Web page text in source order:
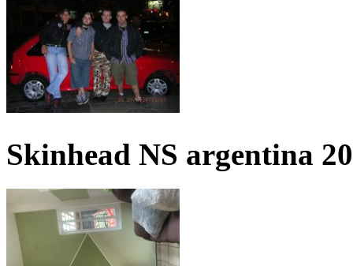
Skinhead NS argentina